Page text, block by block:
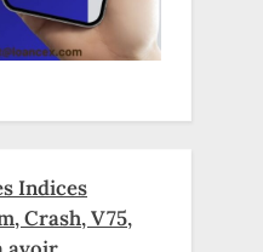
Indices
Crash, V75,